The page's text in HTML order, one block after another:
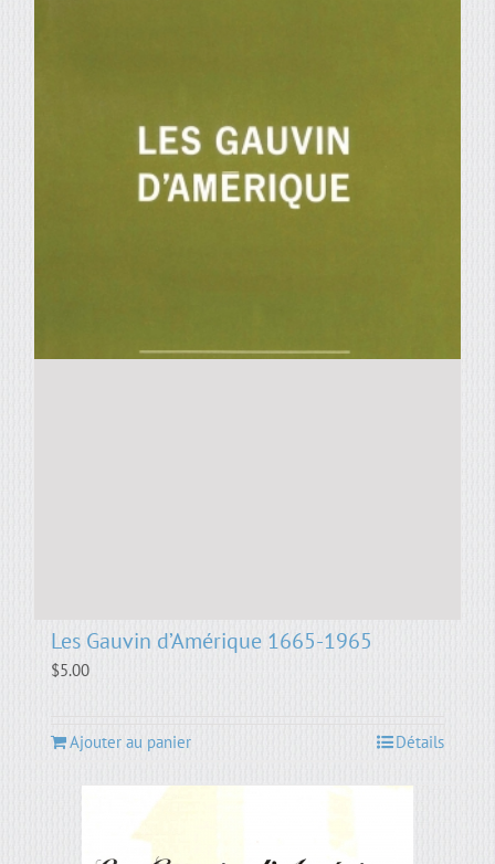
Les Gauvin d’Amérique 1665-1965
$5.00
Ajouter au panier Détails